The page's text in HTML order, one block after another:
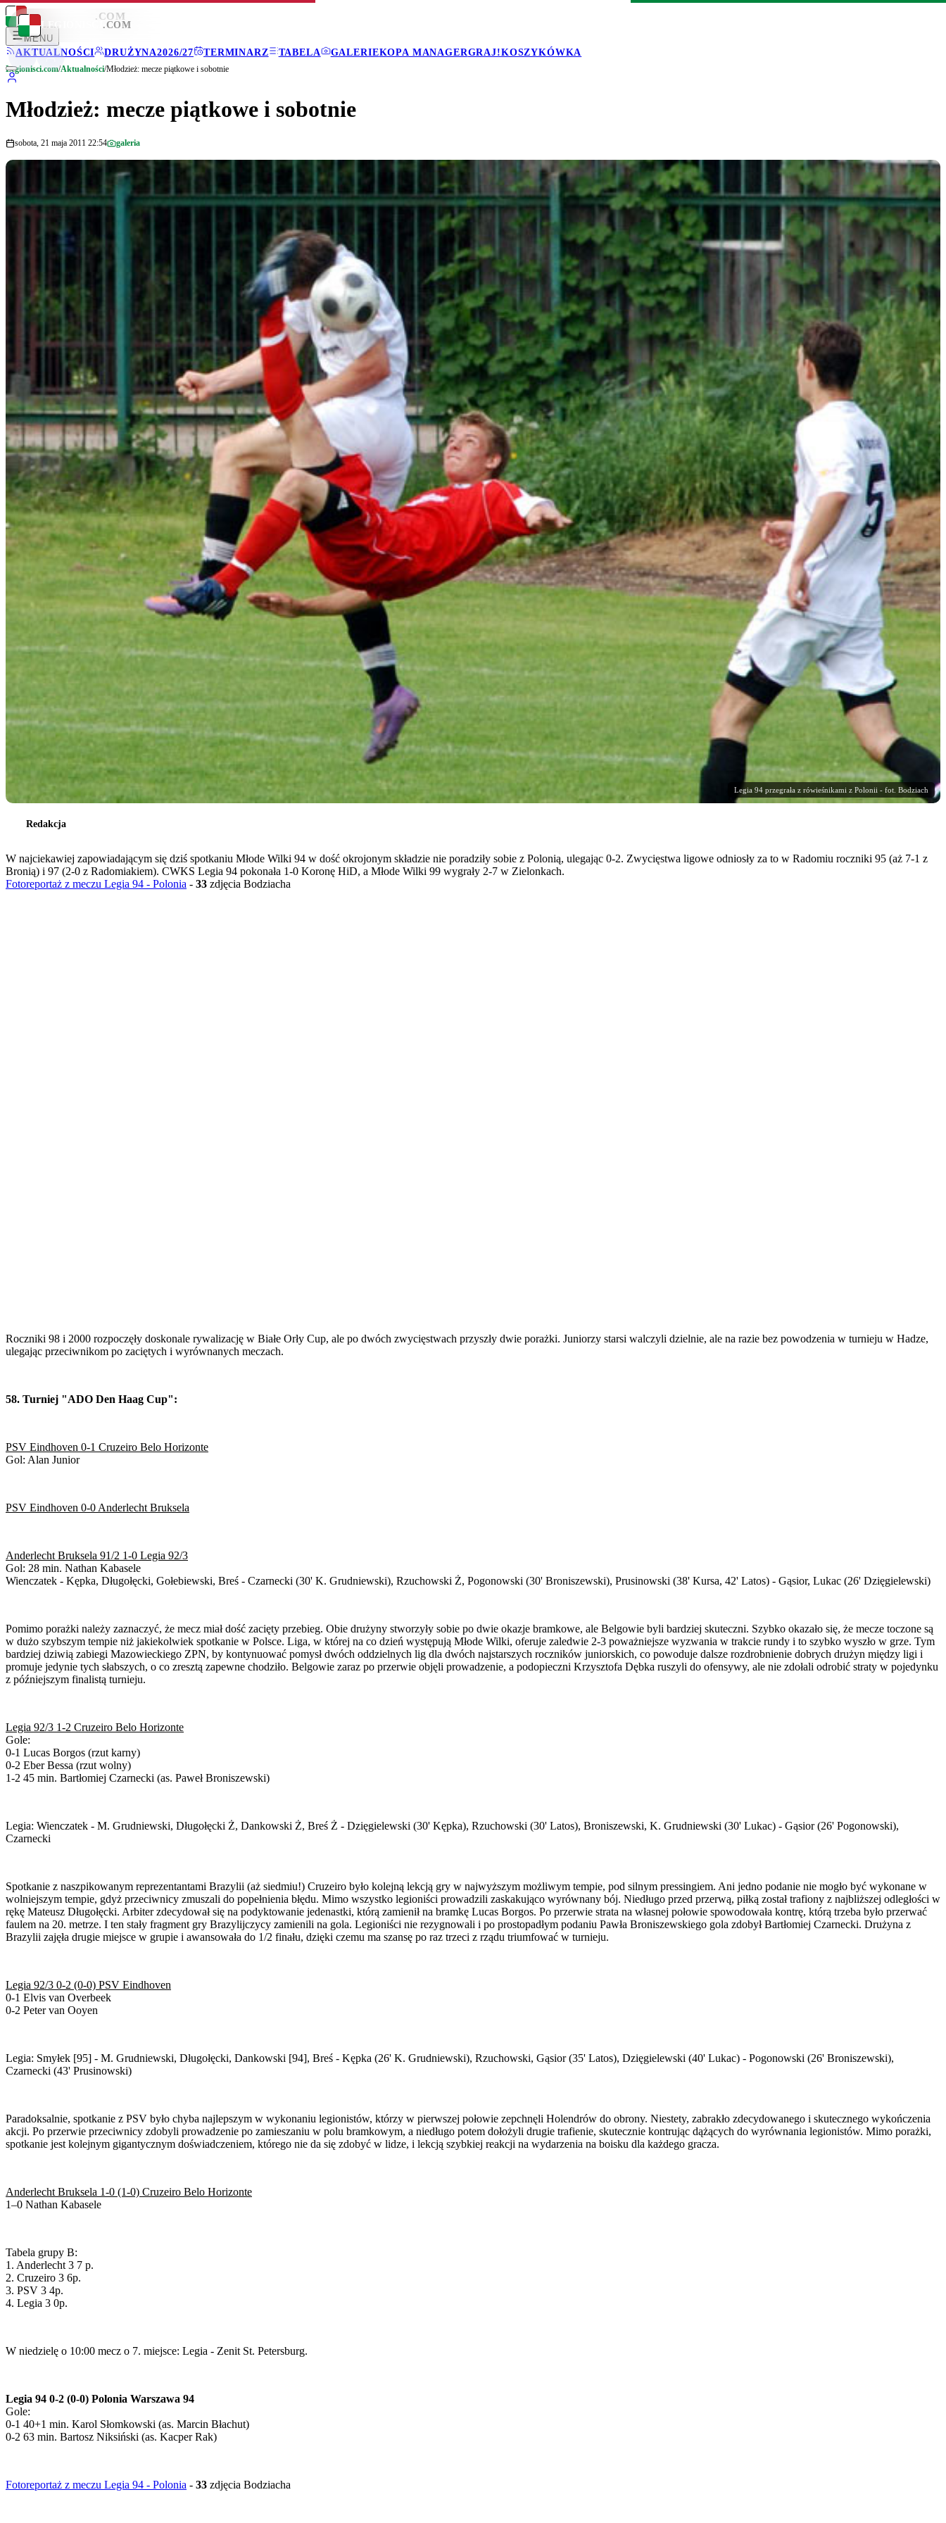
LEGIONISCI .COM
MENU
AKTUALNOŚCI
DRUŻYNA2026/27 TERMINARZ TABELA GALERIEKOPA MANAGERGRAJ!KOSZYKÓWKA
LEGIONISCI .COM
Legionisci.com/Aktualności/Młodzież: mecze piątkowe i sobotnie
Młodzież: mecze piątkowe i sobotnie
sobota, 21 maja 2011 22:54 galeria
Legia 94 przegrała z rówieśnikami z Polonii - fot. Bodziach
Redakcja
W najciekawiej zapowiadającym się dziś spotkaniu Młode Wilki 94 w dość okrojonym składzie nie poradziły sobie z Polonią, ulegając 0-2. Zwycięstwa ligowe odniosły za to w Radomiu roczniki 95 (aż 7-1 z
Bronią) i 97 (2-0 z Radomiakiem). CWKS Legia 94 pokonała 1-0 Koronę HiD, a Młode Wilki 99 wygrały 2-7 w Zielonkach.
Fotoreportaż z meczu Legia 94 - Polonia - 33 zdjęcia Bodziacha
Roczniki 98 i 2000 rozpoczęły doskonale rywalizację w Białe Orły Cup, ale po dwóch zwycięstwach przyszły dwie porażki. Juniorzy starsi walczyli dzielnie, ale na razie bez powodzenia w turnieju w Hadze,
ulegając przeciwnikom po zaciętych i wyrównanych meczach.
58. Turniej "ADO Den Haag Cup":
PSV Eindhoven 0-1 Cruzeiro Belo Horizonte
Gol: Alan Junior
PSV Eindhoven 0-0 Anderlecht Bruksela
Anderlecht Bruksela 91/2 1-0 Legia 92/3
Gol: 28 min. Nathan Kabasele
Wienczatek - Kępka, Długołęcki, Gołebiewski, Breś - Czarnecki (30' K. Grudniewski), Rzuchowski Ż, Pogonowski (30' Broniszewski), Prusinowski (38' Kursa, 42' Latos) - Gąsior, Lukac (26' Dzięgielewski)
Pomimo porażki należy zaznaczyć, że mecz miał dość zacięty przebieg. Obie drużyny stworzyły sobie po dwie okazje bramkowe, ale Belgowie byli bardziej skuteczni. Szybko okazało się, że mecze toczone są
w dużo szybszym tempie niż jakiekolwiek spotkanie w Polsce. Liga, w której na co dzień występują Młode Wilki, oferuje zaledwie 2-3 poważniejsze wyzwania w trakcie rundy i to szybko wyszło w grze. Tym
bardziej dziwią zabiegi Mazowieckiego ZPN, by kontynuować pomysł dwóch oddzielnych lig dla dwóch najstarszych roczników juniorskich, co powoduje dalsze rozdrobnienie dobrych drużyn między ligi i
promuje jedynie tych słabszych, o co zresztą zapewne chodziło. Belgowie zaraz po przerwie objęli prowadzenie, a podopieczni Krzysztofa Dębka ruszyli do ofensywy, ale nie zdołali odrobić straty w pojedynku
z późniejszym finalistą turnieju.
Legia 92/3 1-2 Cruzeiro Belo Horizonte
Gole:
0-1 Lucas Borgos (rzut karny)
0-2 Eber Bessa (rzut wolny)
1-2 45 min. Bartłomiej Czarnecki (as. Paweł Broniszewski)
Legia: Wienczatek - M. Grudniewski, Długołęcki Ż, Dankowski Ż, Breś Ż - Dzięgielewski (30' Kępka), Rzuchowski (30' Latos), Broniszewski, K. Grudniewski (30' Lukac) - Gąsior (26' Pogonowski),
Czarnecki
Spotkanie z naszpikowanym reprezentantami Brazylii (aż siedmiu!) Cruzeiro było kolejną lekcją gry w najwyższym możliwym tempie, pod silnym pressingiem. Ani jedno podanie nie mogło być wykonane w
wolniejszym tempie, gdyż przeciwnicy zmuszali do popełnienia błędu. Mimo wszystko legioniści prowadzili zaskakująco wyrównany bój. Niedługo przed przerwą, piłką został trafiony z najbliższej odległości w
rękę Mateusz Długołęcki. Arbiter zdecydował się na podyktowanie jedenastki, którą zamienił na bramkę Lucas Borgos. Po przerwie strata na własnej połowie spowodowała kontrę, którą trzeba było przerwać
faulem na 20. metrze. I ten stały fragment gry Brazylijczycy zamienili na gola. Legioniści nie rezygnowali i po prostopadłym podaniu Pawła Broniszewskiego gola zdobył Bartłomiej Czarnecki. Drużyna z
Brazylii zajęła drugie miejsce w grupie i awansowała do 1/2 finału, dzięki czemu ma szansę po raz trzeci z rządu triumfować w turnieju.
Legia 92/3 0-2 (0-0) PSV Eindhoven
0-1 Elvis van Overbeek
0-2 Peter van Ooyen
Legia: Smyłek [95] - M. Grudniewski, Długołęcki, Dankowski [94], Breś - Kępka (26' K. Grudniewski), Rzuchowski, Gąsior (35' Latos), Dzięgielewski (40' Lukac) - Pogonowski (26' Broniszewski),
Czarnecki (43' Prusinowski)
Paradoksalnie, spotkanie z PSV było chyba najlepszym w wykonaniu legionistów, którzy w pierwszej połowie zepchnęli Holendrów do obrony. Niestety, zabrakło zdecydowanego i skutecznego wykończenia
akcji. Po przerwie przeciwnicy zdobyli prowadzenie po zamieszaniu w polu bramkowym, a niedługo potem dołożyli drugie trafienie, skutecznie kontrując dążących do wyrównania legionistów. Mimo porażki,
spotkanie jest kolejnym gigantycznym doświadczeniem, którego nie da się zdobyć w lidze, i lekcją szybkiej reakcji na wydarzenia na boisku dla każdego gracza.
Anderlecht Bruksela 1-0 (1-0) Cruzeiro Belo Horizonte
1–0 Nathan Kabasele
Tabela grupy B:
1. Anderlecht 3 7 p.
2. Cruzeiro 3 6p.
3. PSV 3 4p.
4. Legia 3 0p.
W niedzielę o 10:00 mecz o 7. miejsce: Legia - Zenit St. Petersburg.
Legia 94 0-2 (0-0) Polonia Warszawa 94
Gole:
0-1 40+1 min. Karol Słomkowski (as. Marcin Błachut)
0-2 63 min. Bartosz Niksiński (as. Kacper Rak)
Fotoreportaż z meczu Legia 94 - Polonia - 33 zdjęcia Bodziacha